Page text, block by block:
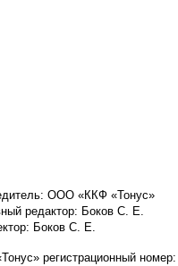
ООО «ККФ «Тонус»
редактор: Боков С. Е.
Боков С. Е.
регистрационный